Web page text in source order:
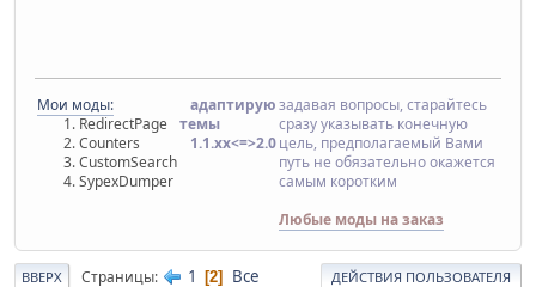
Мои моды:
RedirectPage
Counters
CustomSearch
SypexDumper
адаптирую
темы
1.1.хx<=>2.0
задавая вопросы, старайтесь
сразу указывать конечную
цель, предполагаемый Вами
путь не обязательно окажется
самым коротким
Любые моды на заказ
ВВЕРХ Страницы 1 2 Все ДЕЙСТВИЯ ПОЛЬЗОВАТЕЛЯ